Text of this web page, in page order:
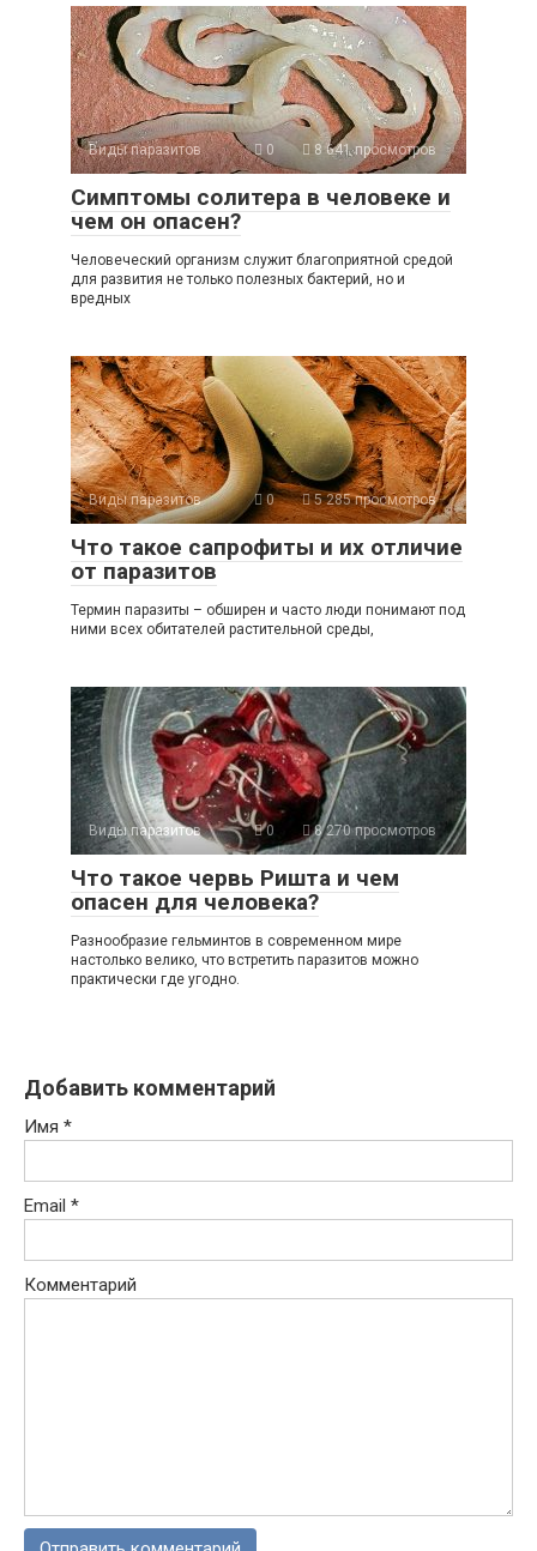
Виды паразитов 0 8 641 просмотров
Симптомы солитера в человеке и
чем он опасен?
Человеческий организм служит благоприятной средой
для развития не только полезных бактерий, но и
вредных
Виды паразитов 0 5 285 просмотров
Что такое сапрофиты и их отличие
от паразитов
Термин паразиты – обширен и часто люди понимают под
ними всех обитателей растительной среды,
Виды паразитов 0 8 270 просмотров
Что такое червь Ришта и чем
опасен для человека?
Разнообразие гельминтов в современном мире
настолько велико, что встретить паразитов можно
практически где угодно.
Добавить комментарий
Имя *
Email *
Комментарий